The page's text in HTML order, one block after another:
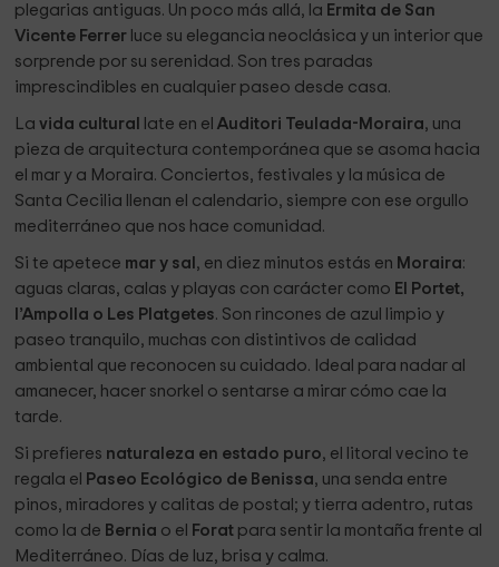
como en casa”
Desde el momento en que cruzas la puerta, queríamos que
sintieras que entras a un lugar con alma, donde la piedra
puedes relajarte en el patio, conversar junto al desayuno o
simplemente dejar que el silencio del casco antiguo te
arrope.
Y lo que nos llena de orgullo: que tantos viajeros lo vean.
combinaciones de lo antiguo y lo nuevo funcionan de forma
hermosa.
En resumen: destacamos elsentimiento de hogar auténtico
eldetalle con corazón, y la puesta en valor de un espacio
pensado para ser vivido, no solo para ser ocupado. Esto
es lo que queremos que te quede al marcharte: que hayas
una huella.
¿Que se puede hacer en los alrededores?
plegarias antiguas. Un poco más allá, la Ermita de San
Vicente Ferrer luce su elegancia neoclásica y un interior que
sorprende por su serenidad. Son tres paradas
imprescindibles en cualquier paseo desde casa.
Lavida cultural late en elAuditori Teulada-Moraira, una
pieza de arquitectura contemporánea que se asoma hacia
el mar y a Moraira. Conciertos, festivales y la música de
Santa Cecilia llenan el calendario, siempre con ese orgullo
mediterráneo que nos hace comunidad.
Si te apetece mar y sal , en diez minutos estás en Moraira:
aguas claras, calas y playas con carácter como El Portet,
l’Ampolla o Les Platgetes. Son rincones de azul limpio y
paseo tranquilo, muchas con distintivos de calidad
ambiental que reconocen su cuidado. Ideal para nadar al
amanecer, hacer snorkel o sentarse a mirar cómo cae la
tarde.
Si prefieres naturaleza en estado puro, el litoral vecino te
regala el
Paseo Ecológico de Benissa, una senda entre
pinos, miradores y calitas de postal; y tierra adentro, rutas
como la de Bernia o el Forat para sentir la montaña frente al
Mediterráneo. Días de luz, brisa y calma.